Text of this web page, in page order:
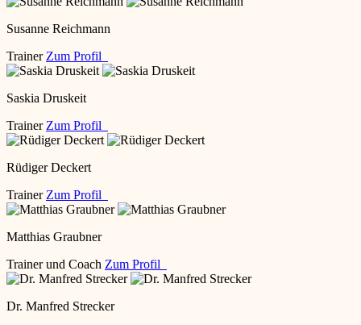
Susanne Reichmann
Trainer Zum Profil
Saskia Druskeit
Trainer Zum Profil
Rüdiger Deckert
Trainer Zum Profil
Matthias Graubner
Trainer und Coach Zum Profil
Dr. Manfred Strecker